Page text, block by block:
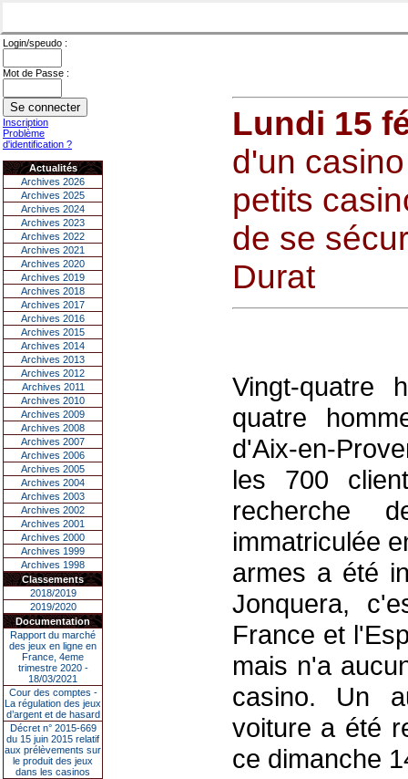
Login/speudo :
Mot de Passe :
Inscription
Problème
d'identification ?
Actualités
Archives 2026
Archives 2025
Archives 2024
Archives 2023
Archives 2022
Archives 2021
Archives 2020
Archives 2019
Archives 2018
Archives 2017
Archives 2016
Archives 2015
Archives 2014
Archives 2013
Archives 2012
Archives 2011
Archives 2010
Archives 2009
Archives 2008
Archives 2007
Archives 2006
Archives 2005
Archives 2004
Archives 2003
Archives 2002
Archives 2001
Archives 2000
Archives 1999
Archives 1998
Classements
2018/2019
2019/2020
Documentation
Rapport du marché
des jeux en ligne en
France, 4eme
trimestre 2020 -
18/03/2021
Cour des comptes -
La régulation des jeux
d’argent et de hasard
Décret n° 2015-669
du 15 juin 2015 relatif
aux prélèvements sur
le produit des jeux
dans les casinos
Lundi 15
d'un
petits
de se
Durat
Vingt-
quatre
d'Aix-en-
les 700
recherche
immatriculée
armes a été
Jonquera,
France et
mais n'a
casino. Un
voiture a été
ce dimanche